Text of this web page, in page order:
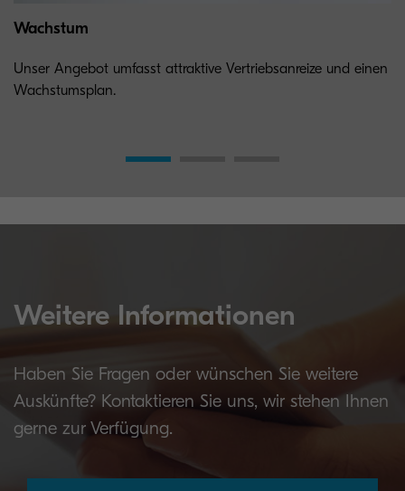
Wachstum
Unser Angebot umfasst attraktive Vertriebsanreize und einen
Wachstumsplan.
Weitere Informationen
Haben Sie Fragen oder wünschen Sie weitere
Auskünfte? Kontaktieren Sie uns, wir stehen Ihnen
gerne zur Verfügung.